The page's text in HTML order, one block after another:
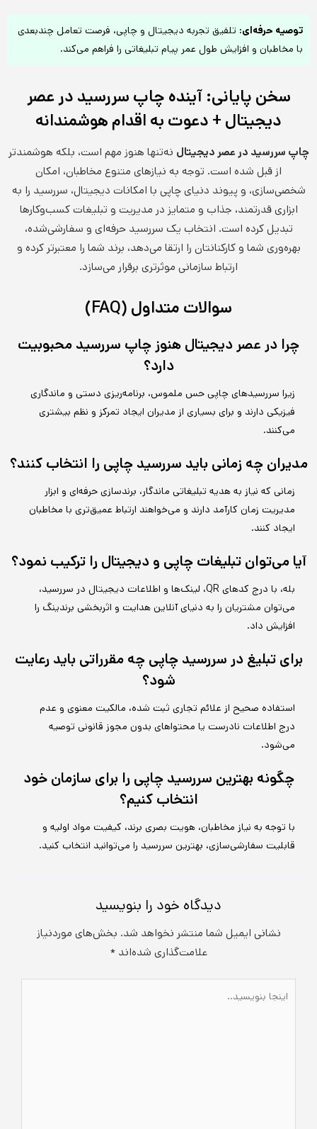
توصیه حرفه‌ای: تلفیق تجربه دیجیتال و چاپی، فرصت تعامل چندبعدی
با مخاطبان و افزایش طول عمر پیام تبلیغاتی را فراهم می‌کند.
سخن پایانی: آینده چاپ سررسید در عصر
دیجیتال + دعوت به اقدام هوشمندانه
چاپ سررسید در عصر دیجیتال نه‌تنها هنوز مهم است، بلکه هوشمندتر
از قبل شده است. توجه به نیازهای متنوع مخاطبان، امکان
شخصی‌سازی، و پیوند دنیای چاپی با امکانات دیجیتال، سررسید را به
ابزاری قدرتمند، جذاب و متمایز در مدیریت و تبلیغات کسب‌وکارها
تبدیل کرده است. انتخاب یک سررسید حرفه‌ای و سفارشی‌شده،
بهره‌وری شما و کارکنانتان را ارتقا می‌دهد، برند شما را معتبرتر کرده و
ارتباط سازمانی موثرتری برقرار می‌سازد.
سوالات متداول (FAQ)
چرا در عصر دیجیتال هنوز چاپ سررسید محبوبیت
دارد؟
زیرا سررسیدهای چاپی حس ملموس، برنامه‌ریزی دستی و ماندگاری
فیزیکی دارند و برای بسیاری از مدیران ایجاد تمرکز و نظم بیشتری
می‌کنند.
مدیران چه زمانی باید سررسید چاپی را انتخاب کنند؟
زمانی که نیاز به هدیه تبلیغاتی ماندگار، برندسازی حرفه‌ای و ابزار
مدیریت زمان کارآمد دارند و می‌خواهند ارتباط عمیق‌تری با مخاطبان
ایجاد کنند.
آیا می‌توان تبلیغات چاپی و دیجیتال را ترکیب نمود؟
بله، با درج کدهای QR، لینک‌ها و اطلاعات دیجیتال در سررسید،
می‌توان مشتریان را به دنیای آنلاین هدایت و اثربخشی برندینگ را
افزایش داد.
برای تبلیغ در سررسید چاپی چه مقرراتی باید رعایت
شود؟
استفاده صحیح از علائم تجاری ثبت شده، مالکیت معنوی و عدم
درج اطلاعات نادرست یا محتواهای بدون مجوز قانونی توصیه
می‌شود.
چگونه بهترین سررسید چاپی را برای سازمان خود
انتخاب کنیم؟
با توجه به نیاز مخاطبان، هویت بصری برند، کیفیت مواد اولیه و
قابلیت سفارشی‌سازی، بهترین سررسید را می‌توانید انتخاب کنید.
دیدگاه‌ خود را بنویسید
نشانی ایمیل شما منتشر نخواهد شد. بخش‌های موردنیاز
علامت‌گذاری شده‌اند*
بنویسید..